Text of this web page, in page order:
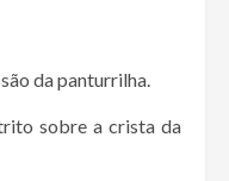
da panturrilha.
sobre a crista da